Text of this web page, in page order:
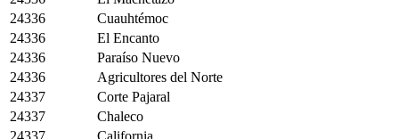
24336
Cuauhtémoc
24336
El Encanto
24336
Paraíso Nuevo
24336
Agricultores del Norte
24337
Corte Pajaral
24337
Chaleco
24337
California